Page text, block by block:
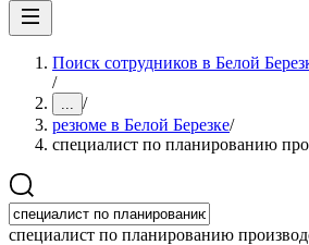
Поиск сотрудников в Белой
/
... /
резюме в Белой Березке/
специалист по планированию
специалист по планированию